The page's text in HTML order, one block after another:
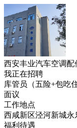
西安丰业汽车空调配
我正在招聘
库管员（五险+包吃住
面议
工作地点
西咸新区泾河新城
福利待遇